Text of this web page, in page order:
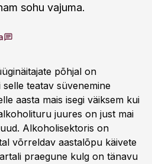
sohu vajuma.
põhjal on
selle teatav süvenemine
aasta mais isegi väiksem kui
juures on just mai
Alkoholisektoris on
võrreldav aastalõpu käivete
praegune kulg on tänavu